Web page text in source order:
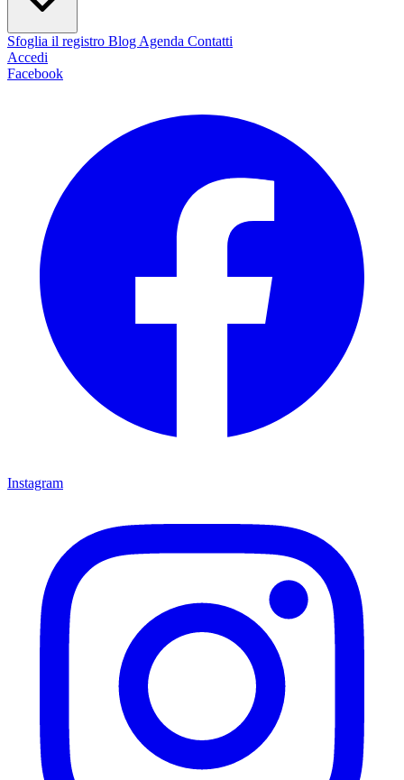
Sfoglia il registro Blog Agenda Contatti
Accedi
Facebook
Instagram